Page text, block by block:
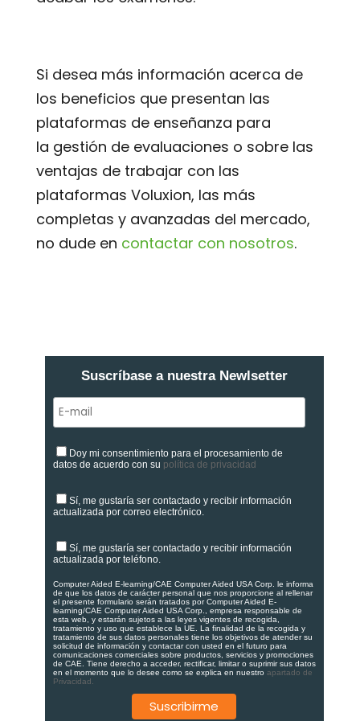
Si desea más información acerca de
los beneficios que presentan las
plataformas de enseñanza para
la gestión de evaluaciones o sobre las
ventajas de trabajar con las
plataformas Voluxion, las más
completas y avanzadas del mercado,
no dude en contactar con nosotros.
Suscríbase a nuestra Newlsetter
Doy mi consentimiento para el procesamiento de
datos de acuerdo con su política de privacidad
Sí, me gustaría ser contactado y recibir información
actualizada por correo electrónico.
Sí, me gustaría ser contactado y recibir información
actualizada por teléfono.
Computer Aided E-learning/CAE Computer Aided USA Corp. le informa
de que los datos de carácter personal que nos proporcione al rellenar
el presente formulario serán tratados por Computer Aided E-
learning/CAE Computer Aided USA Corp., empresa responsable de
esta web, y estarán sujetos a las leyes vigentes de recogida,
tratamiento y uso que establece la UE. La finalidad de la recogida y
tratamiento de sus datos personales tiene los objetivos de atender su
solicitud de información y contactar con usted en el futuro para
comunicaciones comerciales sobre productos, servicios y promociones
de CAE. Tiene derecho a acceder, rectificar, limitar o suprimir sus datos
en el momento que lo desee como se explica en nuestro apartado de
Privacidad.